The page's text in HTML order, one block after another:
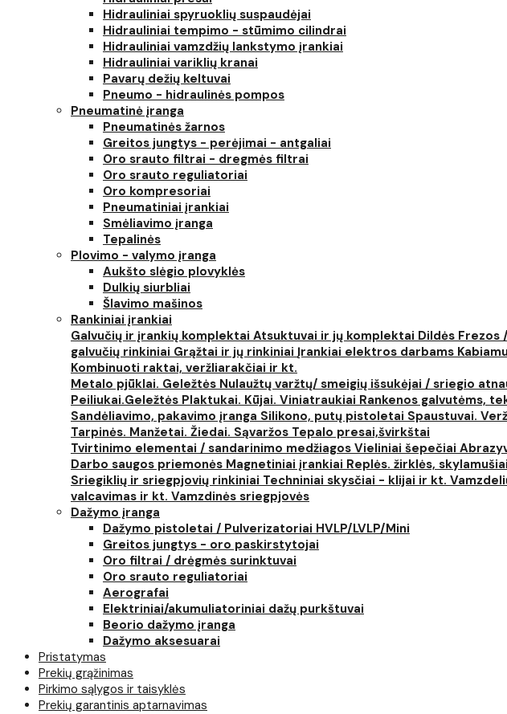
Hidrauliniai spyruoklių suspaudėjai
Hidrauliniai tempimo - stūmimo cilindrai
Hidrauliniai vamzdžių lankstymo įrankiai
Hidrauliniai variklių kranai
Pavarų dežių keltuvai
Pneumo - hidraulinės pompos
Pneumatinė įranga
Pneumatinės žarnos
Greitos jungtys - perėjimai - antgaliai
Oro srauto filtrai - dregmės filtrai
Oro srauto reguliatoriai
Oro kompresoriai
Pneumatiniai įrankiai
Smėliavimo įranga
Tepalinės
Plovimo - valymo įranga
Aukšto slėgio plovyklės
Dulkių siurbliai
Šlavimo mašinos
Rankiniai įrankiai
Galvučių ir įrankių komplektai Atsuktuvai ir jų komplektai Dildės Frezos
galvučių rinkiniai Grąžtai ir jų rinkiniai Įrankiai elektros darbams
Kombinuoti raktai, veržliarakčiai ir kt.
Metalo pjūklai. Geležtės Nulaužtų varžtų/ smeigių išsukėjai / sriegio
Peiliukai.Geležtės Plaktukai. Kūjai. Viniatraukiai Rankenos galvutėms,
Sandėliavimo, pakavimo įranga Silikono, putų pistoletai Spaustuvai.
Tarpinės. Manžetai. Žiedai. Sąvaržos Tepalo presai,švirkštai
Tvirtinimo elementai / sandarinimo medžiagos Vieliniai šepečiai
Darbo saugos priemonės Magnetiniai įrankiai Replės. žirklės,
Sriegiklių ir sriegpjovių rinkiniai Techniniai skysčiai - klijai ir kt.
valcavimas ir kt. Vamzdinės sriegpjovės
Dažymo įranga
Dažymo pistoletai / Pulverizatoriai HVLP/LVLP/Mini
Greitos jungtys - oro paskirstytojai
Oro filtrai / drėgmės surinktuvai
Oro srauto reguliatoriai
Aerografai
Elektriniai/akumuliatoriniai dažų purkštuvai
Beorio dažymo įranga
Dažymo aksesuarai
Pristatymas
Prekių grąžinimas
Pirkimo sąlygos ir taisyklės
Prekių garantinis aptarnavimas